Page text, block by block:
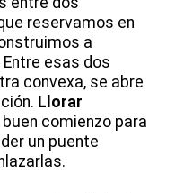
reservamos en
a
esas dos
convexa, se abre
Llorar
comienzo para
un puente